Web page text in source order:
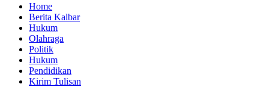
Home
Berita Kalbar
Hukum
Olahraga
Politik
Hukum
Pendidikan
Kirim Tulisan